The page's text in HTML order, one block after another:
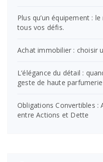
Plus qu’un équipement :
tous vos défis.
Achat immobilier : choisir
L’élégance du détail :
geste de haute parfumerie
Obligations Convertibles :
entre Actions et Dette